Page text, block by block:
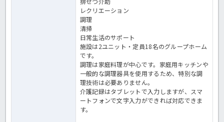
レクリエーション
調理
清掃
日常生活のサポート
施設は2ユニット・定員18名のグループホーム
です。
調理は家庭料理が中心です。家庭用キッチンや
一般的な調理器具を使用するため、特別な調
理技術は必要ありません。
介護記録はタブレットで入力しますが、スマ
ートフォンで文字入力ができれば対応できま
す。